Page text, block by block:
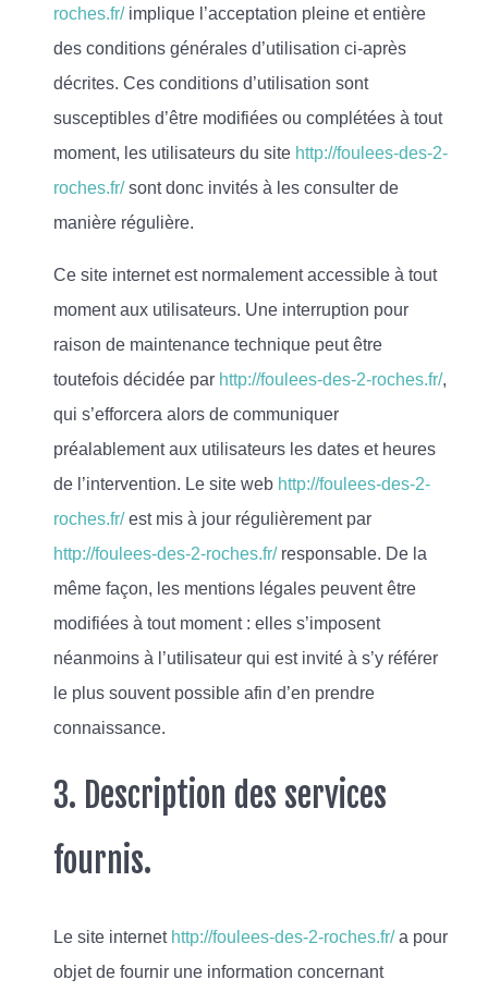
roches.fr/implique l’acceptation pleine et entière
des conditions générales d’utilisation ci-après
décrites. Ces conditions d’utilisation sont
susceptibles d’être modifiées ou complétées à tout
moment, les utilisateurs du site http://foulees-des-2-
roches.fr/sont donc invités à les consulter de
manière régulière.
Ce site internet est normalement accessible à tout
moment aux utilisateurs. Une interruption pour
raison de maintenance technique peut être
toutefois décidée par http://foulees-des-2-roches.fr/,
qui s’efforcera alors de communiquer
préalablement aux utilisateurs les dates et heures
de l’intervention. Le site web http://foulees-des-2-
roches.fr/est mis à jour régulièrement par
http://foulees-des-2-roches.fr/responsable. De la
même façon, les mentions légales peuvent être
modifiées à tout moment : elles s’imposent
néanmoins à l’utilisateur qui est invité à s’y référer
le plus souvent possible afin d’en prendre
connaissance.
3. Description des services
fournis.
Le site internet http://foulees-des-2-roches.fr/a pour
objet de fournir une information concernant